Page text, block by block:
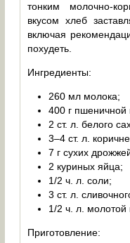
тонким молочно-
вкусом хлеб
включая
похудеть.
Ингредиенты:
260 мл молока;
400 г пшеничной
2 ст. л. белого
3–4 ст. л.
7 г сухих
2 куриных яйца;
1/2 ч. л. соли;
3 ст. л.
1/2 ч. л. молотой
Приготовление: